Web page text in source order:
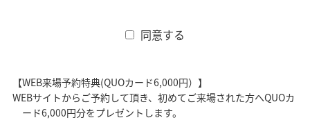
同意する
【WEB来場予約特典(QUOカード6,000円）】
WEBサイトからご予約して頂き、初めてご来場された方へQUOカ
ード6,000円分をプレゼントします。